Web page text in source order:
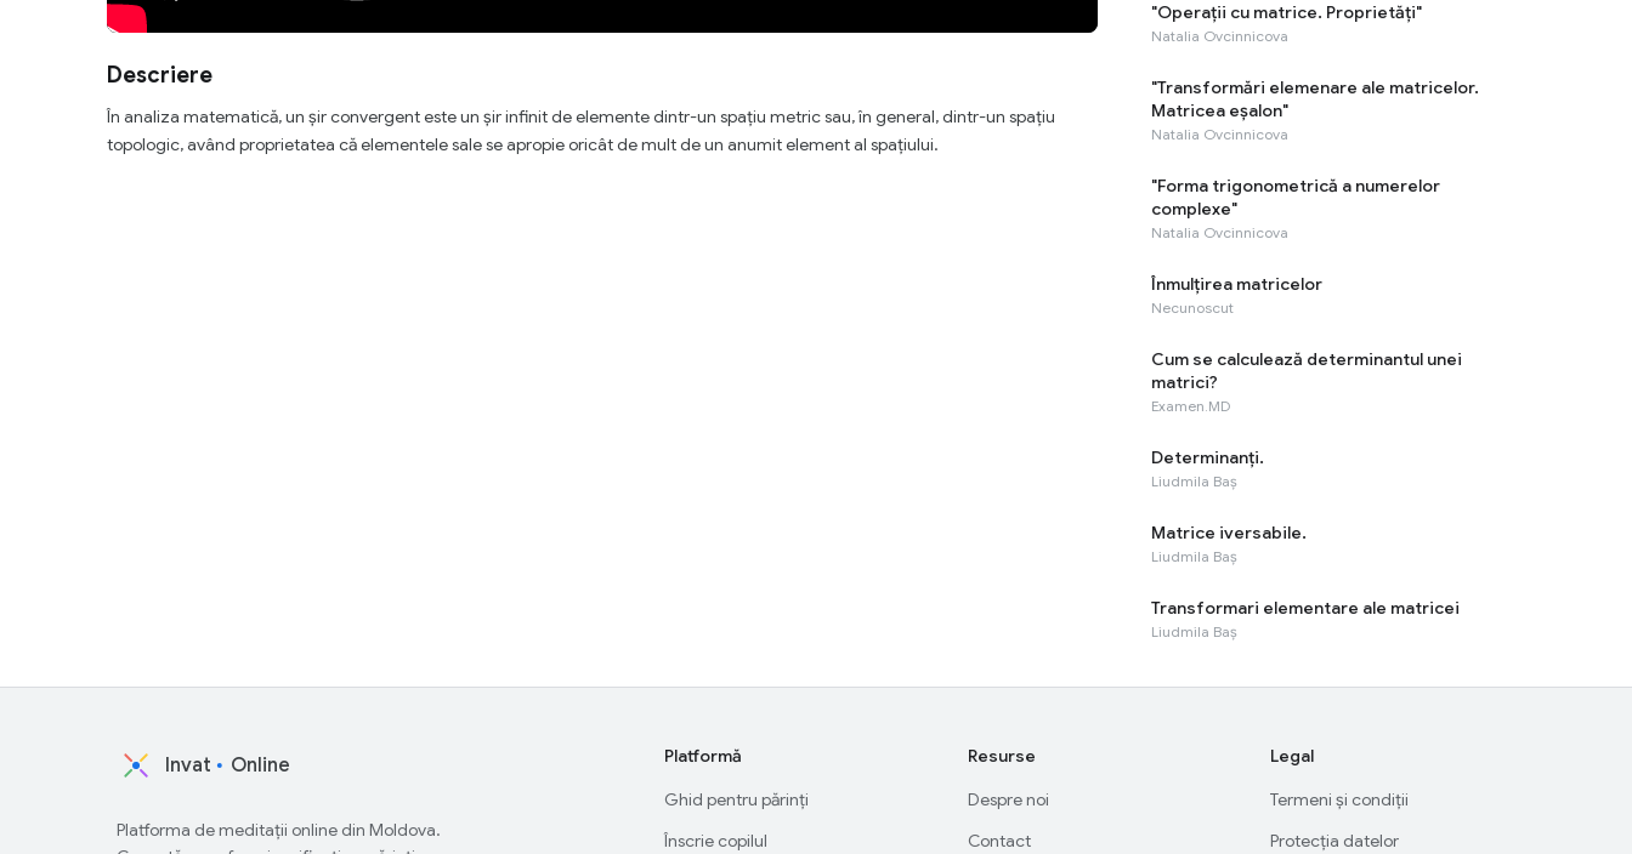
Descriere
În analiza matematică, un șir convergent este un șir infinit de elemente dintr-un spațiu metric sau, în general, dintr-un spațiu
topologic, având proprietatea că elementele sale se apropie oricât de mult de un anumit element al spațiului.
"Operații cu matrice. Proprietăți"
Natalia Ovcinnicova
"Transformări elemenare ale matricelor.
Matricea eșalon"
Natalia Ovcinnicova
"Forma trigonometrică a numerelor
complexe"
Natalia Ovcinnicova
Înmulțirea matricelor
Necunoscut
Cum se calculează determinantul unei
matrici?
Examen.MD
Determinanți.
Liudmila Baș
Matrice iversabile.
Liudmila Baș
Transformari elementare ale matricei
Liudmila Baș
Invat Online
Platforma de meditații online din Moldova.
Platformă
Ghid pentru părinți
Înscrie copilul
Resurse
Despre noi
Contact
Legal
Termeni și condiții
Protecția datelor